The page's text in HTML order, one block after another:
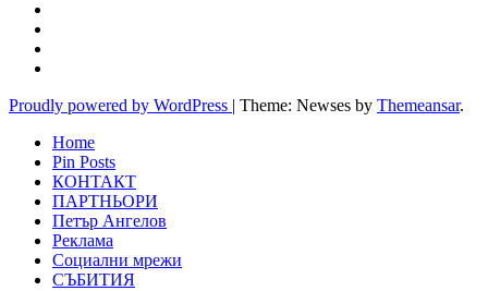
Proudly powered by WordPress | Theme: Newses by Themeansar.
Home
Pin Posts
КОНТАКТ
ПАРТНЬОРИ
Петър Ангелов
Реклама
Социални мрежи
СЪБИТИЯ